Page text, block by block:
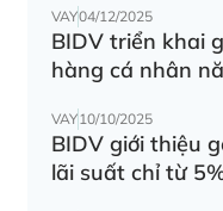
VAY04/12/2025
BIDV triển khai
hàng cá nhân
VAY10/10/2025
BIDV giới thiệu
lãi suất chỉ từ